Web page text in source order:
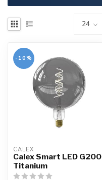
-10%
CALEX
Calex Smart LED G200
Titanium